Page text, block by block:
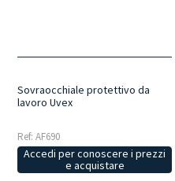
Sovraocchiale protettivo da
lavoro Uvex
Ref: AF690
Accedi per conoscere i prezzi
e acquistare